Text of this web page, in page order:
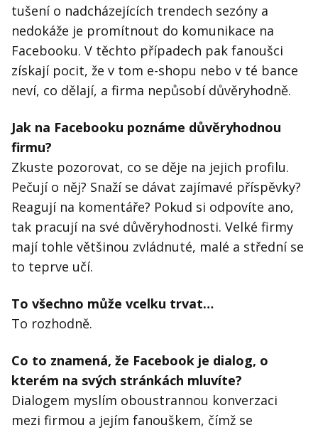
tušení o nadcházejících trendech sezóny a
nedokáže je promítnout do komunikace na
Facebooku. V těchto případech pak fanoušci
získají pocit, že v tom e-shopu nebo v té bance
neví, co dělají, a firma nepůsobí důvěryhodně.
Jak na Facebooku poznáme důvěryhodnou
firmu?
Zkuste pozorovat, co se děje na jejich profilu.
Pečují o něj? Snaží se dávat zajímavé příspěvky?
Reagují na komentáře? Pokud si odpovíte ano,
tak pracují na své důvěryhodnosti. Velké firmy
mají tohle většinou zvládnuté, malé a střední se
to teprve učí.
To všechno může vcelku trvat…
To rozhodně.
Co to znamená, že Facebook je dialog, o
kterém na svých stránkách mluvíte?
Dialogem myslím oboustrannou konverzaci
mezi firmou a jejím fanouškem, čímž se